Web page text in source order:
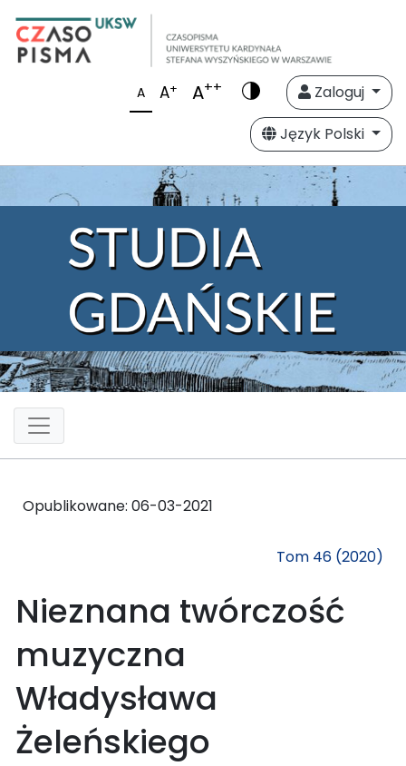
A A+ A++
Zaloguj
Język Polski
Opublikowane: 06-03-2021
Tom 46 (2020)
Nieznana twórczość
muzyczna
Władysława
Żeleńskiego